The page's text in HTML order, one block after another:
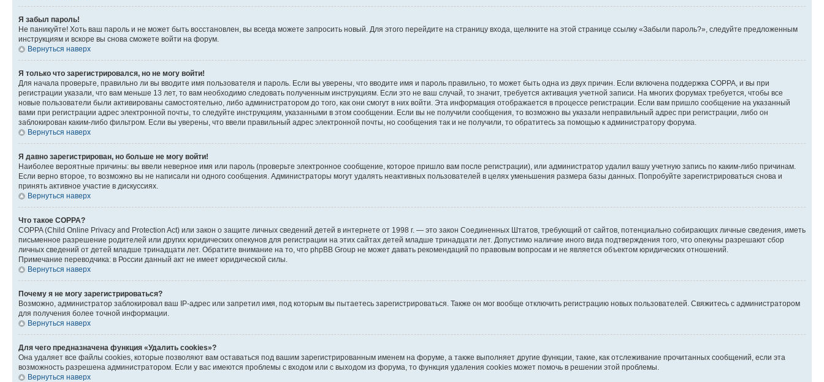
Я забыл пароль!
Не паникуйте! Хоть ваш пароль и не может быть восстановлен, вы всегда можете запросить новый. Для этого перейдите на страницу входа, щелкните на этой странице ссылку «Забыли пароль?», следуйте предложенным
инструкциям и вскоре вы снова сможете войти на форум.
Вернуться наверх
Я только что зарегистрировался, но не могу войти!
Для начала проверьте, правильно ли вы вводите имя пользователя и пароль. Если вы уверены, что вводите имя и пароль правильно, то может быть одна из двух причин. Если включена поддержка COPPA, и вы при
регистрации указали, что вам меньше 13 лет, то вам необходимо следовать полученным инструкциям. Если это не ваш случай, то значит, требуется активация учетной записи. На многих форумах требуется, чтобы все
новые пользователи были активированы самостоятельно, либо администратором до того, как они смогут в них войти. Эта информация отображается в процессе регистрации. Если вам пришло сообщение на указанный
вами при регистрации адрес электронной почты, то следуйте инструкциям, указанными в этом сообщении. Если вы не получили сообщения, то возможно вы указали неправильный адрес при регистрации, либо он
заблокирован каким-либо фильтром. Если вы уверены, что ввели правильный адрес электронной почты, но сообщения так и не получили, то обратитесь за помощью к администратору форума.
Вернуться наверх
Я давно зарегистрирован, но больше не могу войти!
Наиболее вероятные причины: вы ввели неверное имя или пароль (проверьте электронное сообщение, которое пришло вам после регистрации), или администратор удалил вашу учетную запись по каким-либо причинам.
Если верно второе, то возможно вы не написали ни одного сообщения. Администраторы могут удалять неактивных пользователей в целях уменьшения размера базы данных. Попробуйте зарегистрироваться снова и
принять активное участие в дискуссиях.
Вернуться наверх
Что такое COPPA?
COPPA (Child Online Privacy and Protection Act) или закон о защите личных сведений детей в интернете от 1998 г. — это закон Соединенных Штатов, требующий от сайтов, потенциально собирающих личные сведения, иметь
письменное разрешение родителей или других юридических опекунов для регистрации на этих сайтах детей младше тринадцати лет. Допустимо наличие иного вида подтверждения того, что опекуны разрешают сбор
личных сведений от детей младше тринадцати лет. Обратите внимание на то, что phpBB Group не может давать рекомендаций по правовым вопросам и не является объектом юридических отношений.
Примечание переводчика: в России данный акт не имеет юридической силы.
Вернуться наверх
Почему я не могу зарегистрироваться?
Возможно, администратор заблокировал ваш IP-адрес или запретил имя, под которым вы пытаетесь зарегистрироваться. Также он мог вообще отключить регистрацию новых пользователей. Свяжитесь с администратором
для получения более точной информации.
Вернуться наверх
Для чего предназначена функция «Удалить cookies»?
Она удаляет все файлы cookies, которые позволяют вам оставаться под вашим зарегистрированным именем на форуме, а также выполняет другие функции, такие, как отслеживание прочитанных сообщений, если эта
возможность разрешена администратором. Если у вас имеются проблемы с входом или с выходом из форума, то функция удаления cookies может помочь в решении этой проблемы.
Вернуться наверх